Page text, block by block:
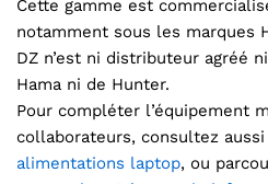
Cette gamme est
notamment sous les marques
DZ n’est ni distributeur agréé
Hama ni de Hunter.
Pour compléter l’équipement
collaborateurs, consultez aussi
alimentations laptop, ou